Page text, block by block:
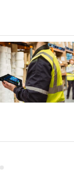
和維護，為國
器，以滿足國防
夠承受最苛刻環
投射電容機架式